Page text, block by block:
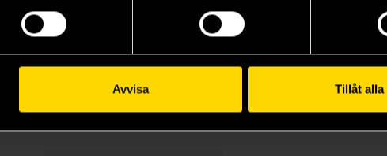
Avvisa Tillåt alla